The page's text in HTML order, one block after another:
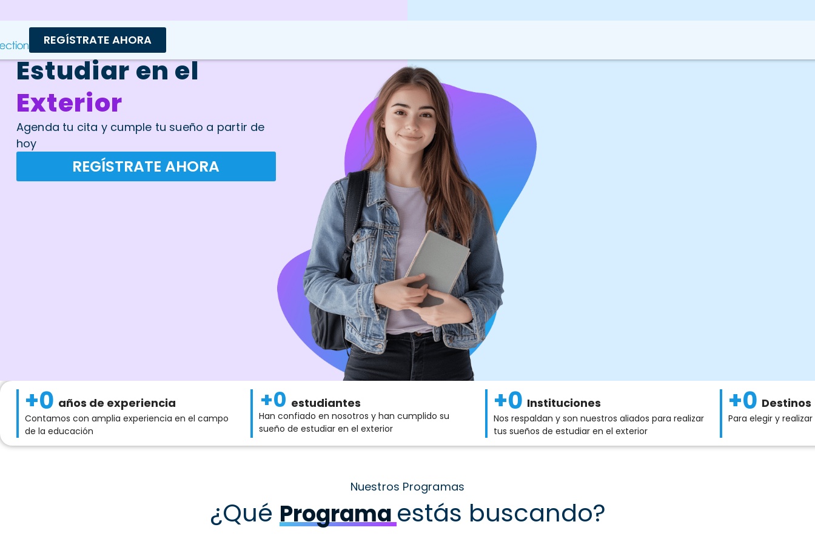
REGÍSTRATE AHORA
Estudiar en el
Exterior
Agenda tu cita y cumple tu sueño a partir de
hoy
REGÍSTRATE AHORA
+0 años de experiencia
Contamos con amplia experiencia en el campo
de la educación
+0 estudiantes
Han confiado en nosotros y han cumplido su
sueño de estudiar en el exterior
+0 Instituciones
Nos respaldan y son nuestros aliados para realizar
tus sueños de estudiar en el exterior
+0 Destinos
Para elegir y
Nuestros Programas
¿Qué Programaestás buscando?